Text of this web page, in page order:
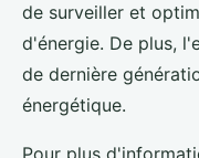
de surveiller et
d'énergie. De plus,
de dernière
énergétique.